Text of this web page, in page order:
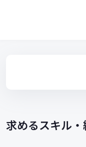
求めるスキル